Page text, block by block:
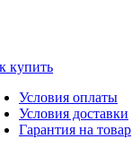
купить
Условия оплаты
Условия доставки
Гарантия на товар